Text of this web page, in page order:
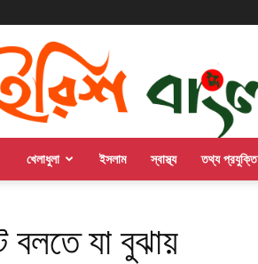
খেলাধুলা ইসলাম স্বাস্থ্য তথ্য প্রযুক্তি
যা বুঝায়